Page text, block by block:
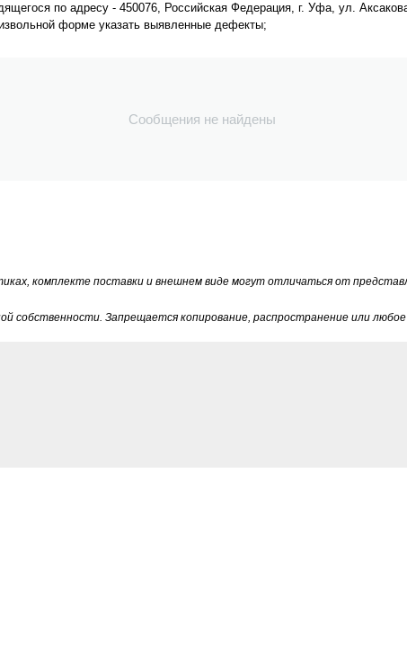
по адресу - 450076, Российская Федерация, г. Уфа, ул.
форме указать выявленные дефекты;
Сообщения не найдены
комплекте поставки и внешнем виде могут отличаться от
Запрещается копирование, распространение или